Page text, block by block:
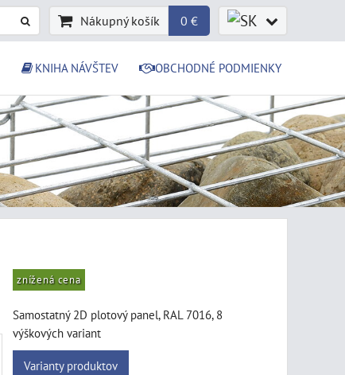
Nákupný košík 0 €
KNIHA NÁVŠTEV OBCHODNÉ PODMIENKY
znížená cena
Samostatný 2D plotový panel, RAL 7016, 8
výškových variant
Varianty produktov